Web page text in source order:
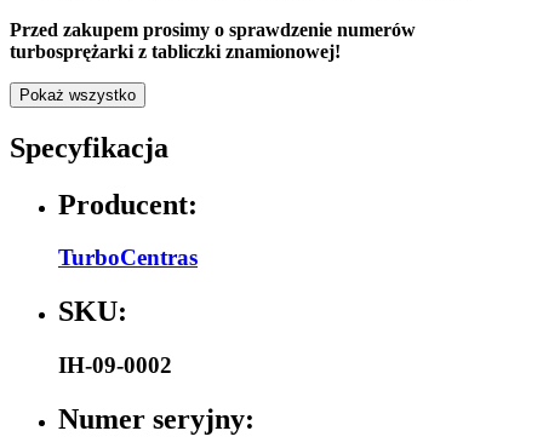
Przed zakupem prosimy o sprawdzenie numerów
turbosprężarki z tabliczki znamionowej!
Pokaż wszystko
Specyfikacja
Producent:
TurboCentras
SKU:
IH-09-0002
Numer seryjny: